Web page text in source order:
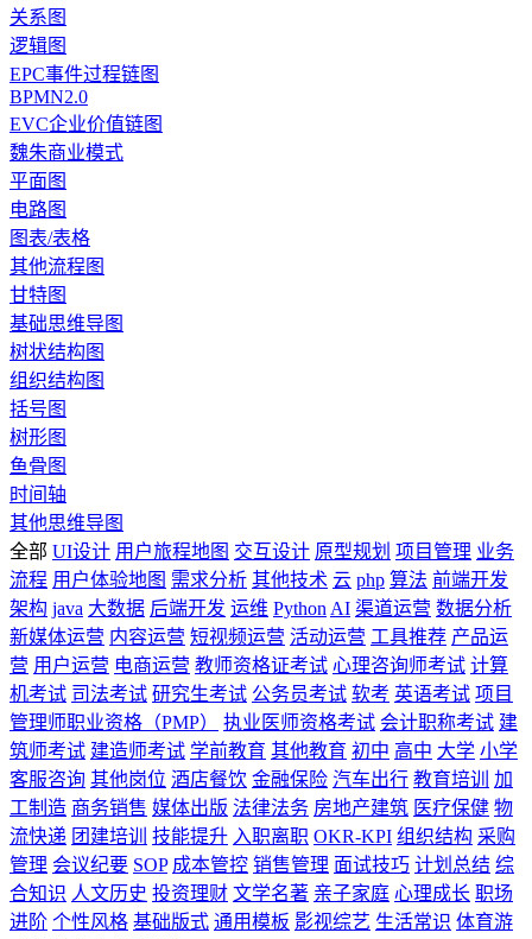
关系图
逻辑图
EPC事件过程链图
BPMN2.0
EVC企业价值链图
魏朱商业模式
平面图
电路图
图表/表格
其他流程图
甘特图
基础思维导图
树状结构图
组织结构图
括号图
树形图
鱼骨图
时间轴
其他思维导图
全部 UI设计 用户旅程地图 交互设计 原型规划 项目管理 业务
流程 用户体验地图 需求分析 其他技术 云 php 算法 前端开发
架构 java 大数据 后端开发 运维 Python AI 渠道运营 数据分析
新媒体运营 内容运营 短视频运营 活动运营 工具推荐 产品运
营 用户运营 电商运营 教师资格证考试 心理咨询师考试 计算
机考试 司法考试 研究生考试 公务员考试 软考 英语考试 项目
管理师职业资格（PMP）
执业医师资格考试 会计职称考试 建
筑师考试 建造师考试 学前教育 其他教育 初中 高中 大学 小学
客服咨询 其他岗位 酒店餐饮 金融保险 汽车出行 教育培训
加
工制造 商务销售 媒体出版 法律法务 房地产建筑 医疗保健 物
流快递 团建培训 技能提升 入职离职 OKR-KPI 组织结构 采购
管理 会议纪要 SOP 成本管控 销售管理 面试技巧 计划总结 综
合知识 人文历史 投资理财 文学名著 亲子家庭 心理成长 职场
进阶 个性风格 基础版式 通用模板 影视综艺 生活常识 体育游